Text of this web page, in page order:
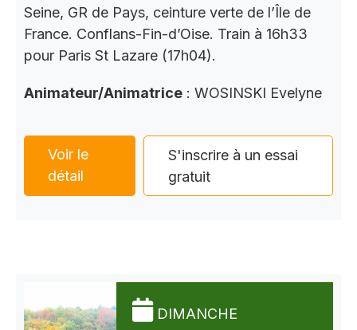
Seine, GR de Pays, ceinture verte de l’Île de
France. Conflans-Fin-d’Oise. Train à 16h33
pour Paris St Lazare (17h04).
Animateur/Animatrice : WOSINSKI Evelyne
Voir le
détail
S'inscrire à un essai
gratuit
DIMANCHE